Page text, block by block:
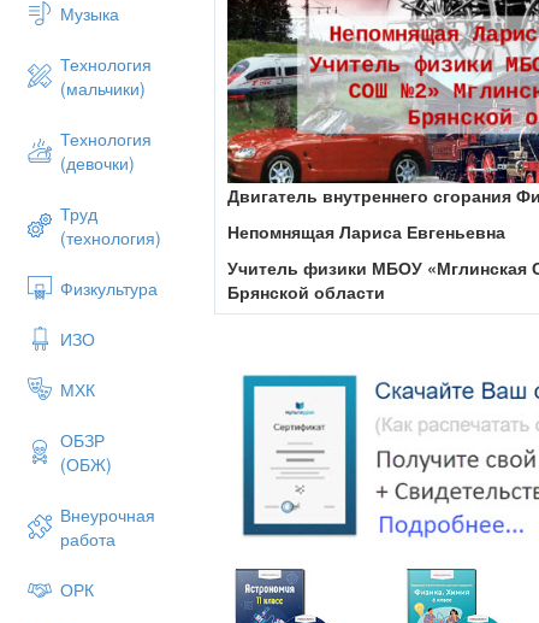
Музыка
Технология
(мальчики)
Технология
(девочки)
Труд
(технология)
Физкультура
ИЗО
МХК
ОБЗР
(ОБЖ)
Внеурочная
работа
ОРК
Двигатель внутреннего сгорания
Непомнящая Лариса Евгеньевна
Учитель физики МБОУ
Брянской области